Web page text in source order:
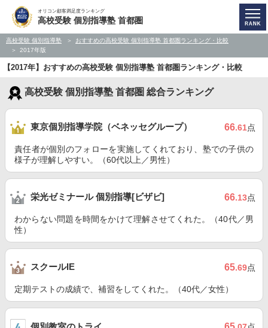
オリコン顧客満足度ランキング
高校受験 個別指導塾 首都圏
高校受験 個別指導塾
おすすめの高校受験 個別指導塾 首都圏ランキング・比較
2017年版
【2017年】おすすめの高校受験 個別指導塾 首都圏ランキング・比較
高校受験 個別指導塾 首都圏 総合ランキング
東京個別指導学院（ベネッセグループ） 66.61点
責任者が個別のフォローを実施してくれており、塾での子供の
様子が理解しやすい。（60代以上／男性）
栄光ゼミナール 個別指導[ビザビ] 66.13点
わからない問題を時間をかけて理解させてくれた。（40代／男
性）
スクールIE 65.69点
定期テストの成績で、補習をしてくれた。（40代／女性）